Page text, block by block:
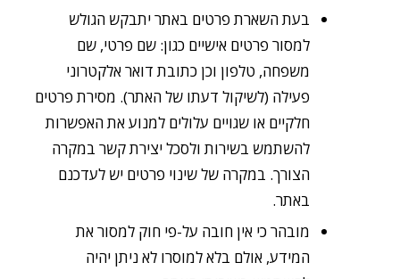
בעת השארת פרטים באתר יתבקש הגולש
למסור פרטים אישיים כגון: שם פרטי, שם
משפחה, טלפון וכן כתובת דואר אלקטרוני
פעילה (לשיקול דעתו של האתר). מסירת פרטים
חלקיים או שגויים עלולים למנוע את האפשרות
להשתמש בשירות ולסכל יצירת קשר במקרה
הצורך. במקרה של שינוי פרטים יש לעדכנם
באתר.
מובהר כי אין חובה על-פי חוק למסור את
המידע, אולם בלא למוסרו לא ניתן יהיה